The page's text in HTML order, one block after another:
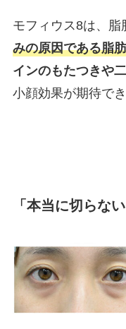
モフィウス8は、脂
みの原因である脂
インのもたつきや
小顔効果が期待でき
「本当に切らな